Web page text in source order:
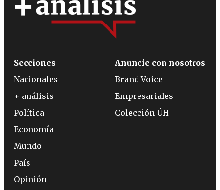
Secciones
Nacionales
+ análisis
Política
Economía
Mundo
País
Opinión
Anuncie con nosotros
Brand Voice
Empresariales
Colección ÚH